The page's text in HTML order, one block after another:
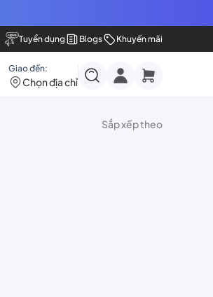
Tuyển dụng Blogs Khuyến mãi
Giao đến:
Chọn địa chỉ
Sắp xếp theo